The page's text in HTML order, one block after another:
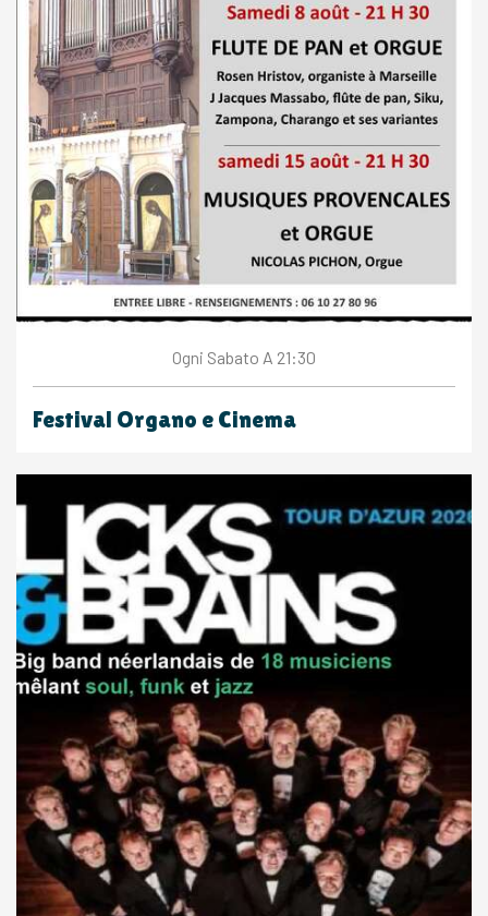
Ogni Sabato A 21:30
Festival Organo e Cinema